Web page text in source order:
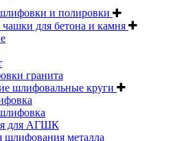
и полировки
для бетона и камня
гранита
шлифовальные круги
для АГШК
шлифования металла